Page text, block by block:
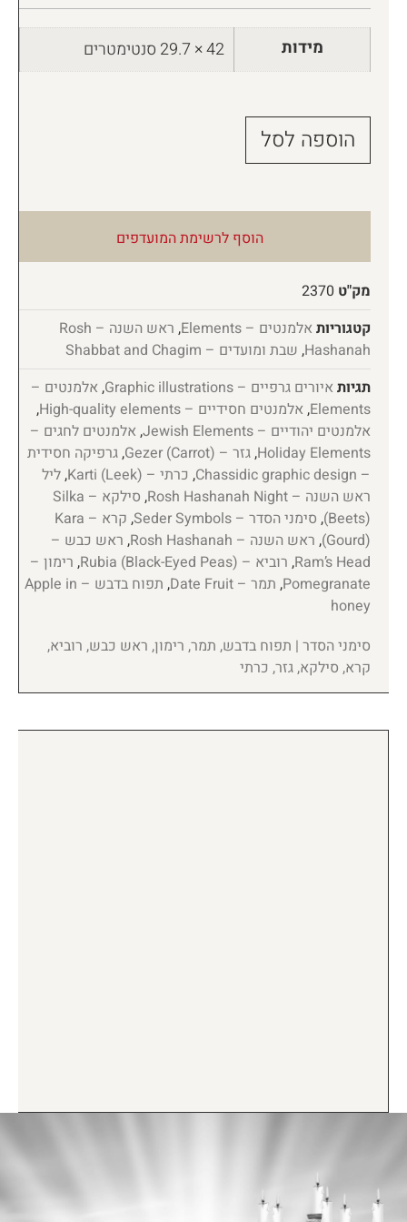
מידות 42 × 29.7 סנטימטרים
הוספה לסל
הוסף לרשימת המועדפים
מק"ט 2370
קטגוריות אלמנטים – Elements ,
ראש השנה – Rosh
Hashanah
, שבת ומועדים – Shabbat and Chagim
תגיות איורים גרפיים – Graphic illustrations , אלמנטים –
Elements
, אלמנטים חסידיים – High-quality elements
,
אלמנטים יהודיים – Jewish Elements
, אלמנטים לחגים –
Holiday Elements
,גזר – Gezer (Carrot) ,גרפיקה חסידית
– Chassidic graphic design
, כרתי – Karti (Leek) ,ליל
ראש השנה – Rosh Hashanah Night
,
סילקא – Silka
(Beets)
, סימני הסדר – Seder Symbols ,
קרא – Kara
(Gourd)
, ראש השנה – Rosh Hashanah , ראש כבש –
Ram’s Head
, רוביא – Rubia (Black-Eyed Peas) , רימון –
Pomegranate
, תמר – Date Fruit ,
תפוח בדבש – Apple in
honey
סימני הסדר | תפוח בדבש, תמר, רימון, ראש כבש, רוביא,
קרא, סילקא, גזר, כרתי